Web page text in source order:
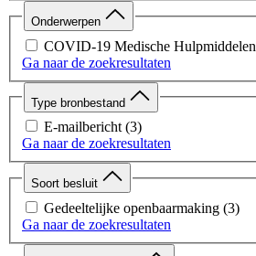
Onderwerpen
COVID-19 Medische Hulpmiddelen
Ga naar de zoekresultaten
Type bronbestand
E-mailbericht (3)
Ga naar de zoekresultaten
Soort besluit
Gedeeltelijke openbaarmaking (3)
Ga naar de zoekresultaten